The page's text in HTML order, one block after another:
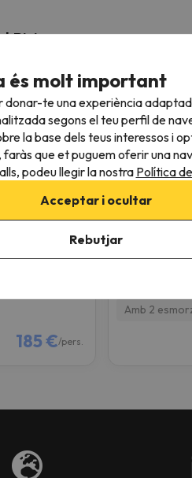
Pirineu
3000
185 €/pers.
SNÖ
Amb 2
és molt important
te una experiència
segons el teu perfil de
la base dels teus interessos i
que et puguem oferir una
podeu llegir la nostraPolítica
Acceptar i ocultar
Rebutjar